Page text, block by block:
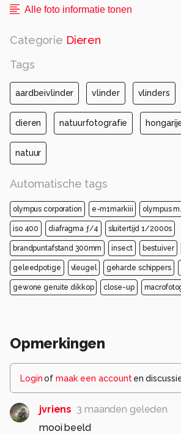
Alle foto informatie tonen
Categorie Dieren
Tags
aardbeivlinder vlinder vlinders
dieren natuurfotografie
natuur
Automatische tags
olympus corporation e-m1markiii olympus
iso 400 diafragma ƒ/4 sluitertijd 1/2000s
brandpuntafstand 300mm insect bestuiver
geleedpotige vleugel geharde schippers
gewone geruite dikkop close-up
Opmerkingen
Loginof maak een account en
jvriens 3 maanden geleden
mooi beeld